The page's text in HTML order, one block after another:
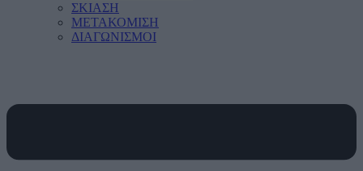
ΣΚΙΑΣΗ
ΜΕΤΑΚΟΜΙΣΗ
ΔΙΑΓΩΝΙΣΜΟΙ